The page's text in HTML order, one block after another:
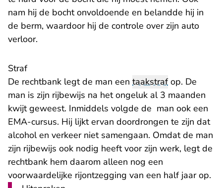
nam hij de bocht onvoldoende en belandde hij in
de berm, waardoor hij de controle over zijn auto
verloor.
Straf
De rechtbank legt de man een taakstrafop. De
man is zijn rijbewijs na het ongeluk al 3 maanden
kwijt geweest. Inmiddels volgde de man ook een
EMA-cursus. Hij lijkt ervan doordrongen te zijn dat
alcohol en verkeer niet samengaan. Omdat de man
zijn rijbewijs ook nodig heeft voor zijn werk, legt de
rechtbank hem daarom alleen nog een
voorwaardelijke rijontzegging van een half jaar op.